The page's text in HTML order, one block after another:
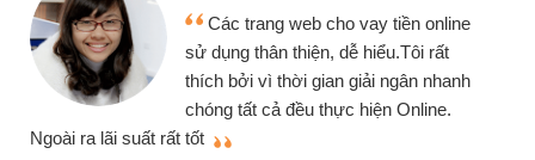
Mình cần tiền gấp nên định cầm cố
chiếc xe wave nhưng thật may đã có
gói vay tiền bằng CMND online không
cần gặp mặt nên rất tiện lợi, sẽ giới
thiệu cho bạn bè biết